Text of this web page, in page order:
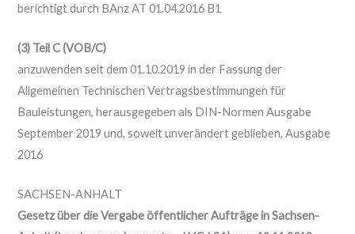
berichtigt durch BAnz AT 01.04.2016 B1
(3) Teil C (VOB/C)
anzuwenden seit dem 01.10.2019 in der Fassung der
Allgemeinen Technischen Vertragsbestimmungen für
Bauleistungen, herausgegeben als DIN-Normen Ausgabe
September 2019 und, soweit unverändert geblieben, Ausgabe
2016
SACHSEN-ANHALT
Gesetz über die Vergabe öffentlicher Aufträge in Sachsen-